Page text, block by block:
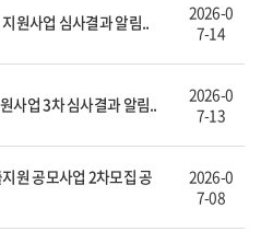
원사업 심사결과 알림..
2026-0
7-14
사업 3차 심사결과 알림..
2026-0
7-13
원 공모사업 2차모집 공
2026-0
7-08